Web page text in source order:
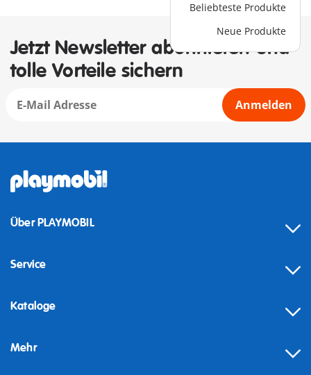
Beliebteste Produkte
Neue Produkte
Jetzt Newsletter abonnieren und
tolle Vorteile sichern
Anmelden
Über PLAYMOBIL
Service
Kataloge
Mehr